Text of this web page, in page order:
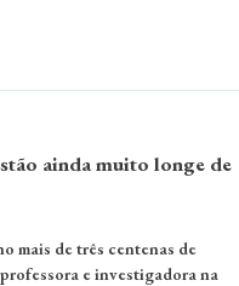
ainda muito longe de
mais de três centenas de
e investigadora na